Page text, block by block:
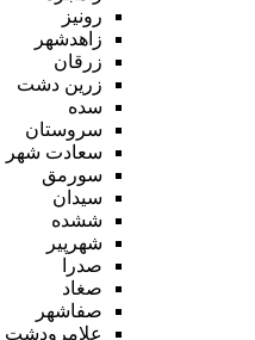
رونیز
زاهدشهر
زرقان
زرین دشت
سده
سروستان
سعادت شهر
سورمق
سیدان
ششده
شهرپیر
صدرا
صغاد
صفاشهر
علامرودشت